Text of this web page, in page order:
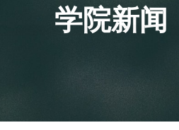
学院新闻